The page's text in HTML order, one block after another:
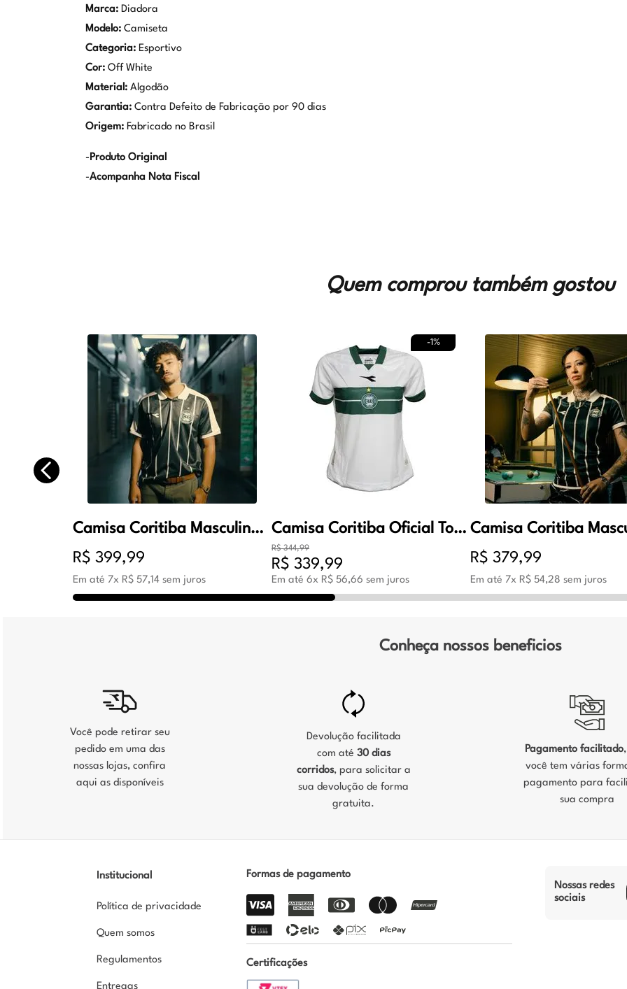
Marca:Diadora
Modelo:Camiseta
Categoria:Esportivo
Cor:Off White
Material:Algodão
Garantia:Contra Defeito de Fabricação por 90 dias
Origem:Fabricado no Brasil
-Produto Original
-Acompanha Nota Fiscal
Quem comprou também gostou
Camisa Coritiba Masculina Oficial Jogo 2 2026 Verde
R$ 399,99
Em até 7x R$ 57,14 sem juros
-1%
Camisa Coritiba Oficial Torcedor 1 Feminino Branco e Verde
R$ 344,99
R$ 339,99
Em até6x R$ 56,66 sem juros
R$ 379,99
Em até 7x R$ 54,28 sem juros
Conheça nossos beneficios
Você pode retirar seu
pedido em uma das
nossas lojas, confira
aqui as disponíveis
Devolução facilitada
com até 30 dias
corridos, para solicitar a
sua devolução de forma
gratuita.
Pagamento facilitado
você tem várias
pagamento para
sua compra
Institucional
Política de privacidade
Quem somos
Regulamentos
Entregas
Formas de pagamento
Certificações
Nossas redes
sociais